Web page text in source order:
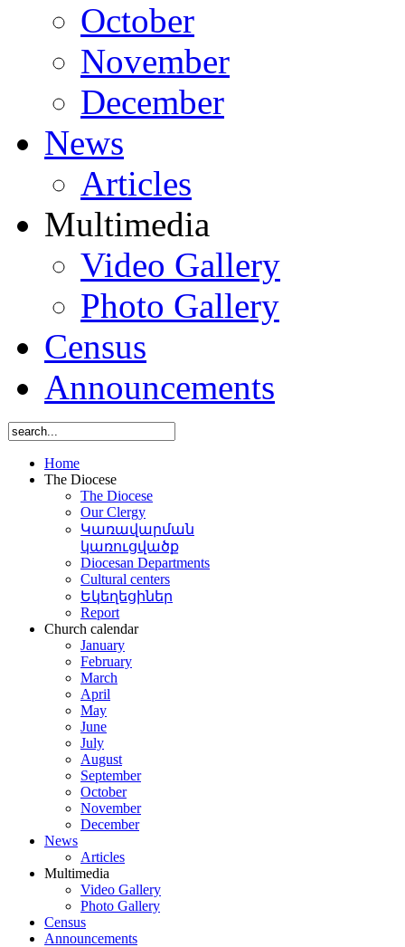
October
November
December
News
Articles
Multimedia
Video Gallery
Photo Gallery
Census
Announcements
Home
The Diocese
The Diocese
Our Clergy
Կառավարման
կառուցվածք
Diocesan Departments
Cultural centers
Եկեղեցիներ
Report
Church calendar
January
February
March
April
May
June
July
August
September
October
November
December
News
Articles
Multimedia
Video Gallery
Photo Gallery
Census
Announcements